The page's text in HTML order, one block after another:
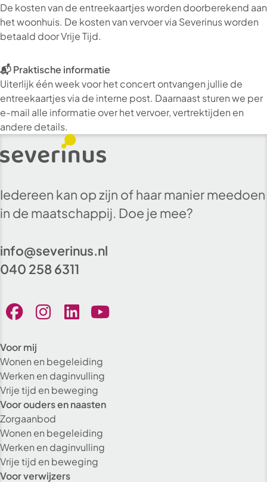
De kosten van de entreekaartjes worden doorberekend aan
het woonhuis. De kosten van vervoer via Severinus worden
betaald door Vrije Tijd.
📬 Praktische informatie
Uiterlijk één week voor het concert ontvangen jullie de
entreekaartjes via de interne post. Daarnaast sturen we per
e-mail alle informatie over het vervoer, vertrektijden en
andere details.
Iedereen kan op zijn of haar manier meedoen
in de maatschappij. Doe je mee?
info@severinus.nl
040 258 6311
Voor mij
Wonen en begeleiding
Werken en daginvulling
Vrije tijd en beweging
Voor ouders en naasten
Zorgaanbod
Wonen en begeleiding
Werken en daginvulling
Vrije tijd en beweging
Voor verwijzers